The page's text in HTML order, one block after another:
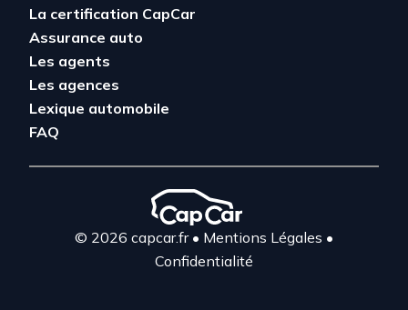
La certification CapCar
Assurance auto
Les agents
Les agences
Lexique automobile
FAQ
© 2026 capcar.fr• Mentions Légales •
Confidentialité